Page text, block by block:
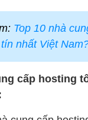
Top 10 nhà
nhất Việt
cấp hosting